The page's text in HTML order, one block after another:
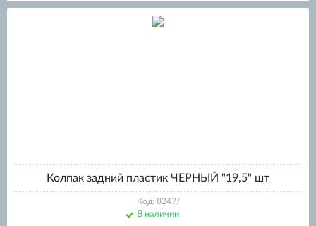
Колпак задний пластик ЧЕРНЫЙ "19,5" шт
Код: 8247/
В наличии